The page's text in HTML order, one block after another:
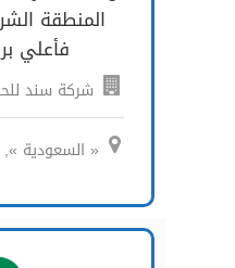
المنطقة
فأعلي
شركة سند
« السعودية »,